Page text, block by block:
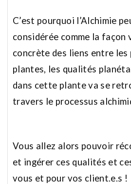
C’est pourquoi l’Alchimie
considérée comme la
concrète des liens entre
plantes, les qualités
dans cette plante va se
travers le processus
Vous allez alors pouvoir
et ingérer ces qualités et
vous et pour vos client.e.s !